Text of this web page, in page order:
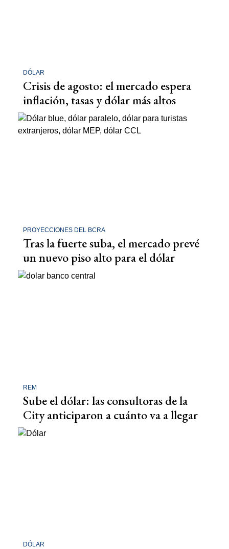
DÓLAR
Crisis de agosto: el mercado espera
inflación, tasas y dólar más altos
PROYECCIONES DEL BCRA
Tras la fuerte suba, el mercado prevé
un nuevo piso alto para el dólar
REM
Sube el dólar: las consultoras de la
City anticiparon a cuánto va a llegar
DÓLAR